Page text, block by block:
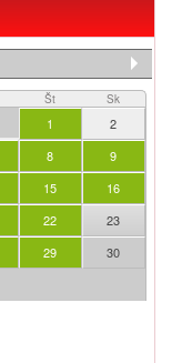
Št Sk
1
2
8
9
15
16
22
23
29
30